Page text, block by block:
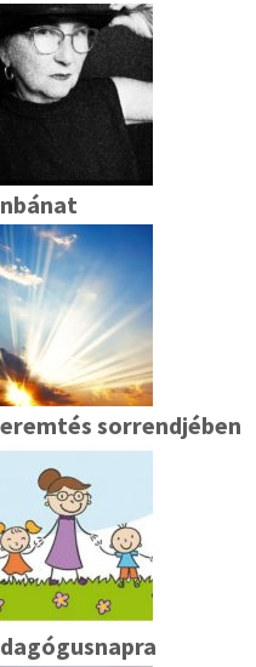
sorrendjében